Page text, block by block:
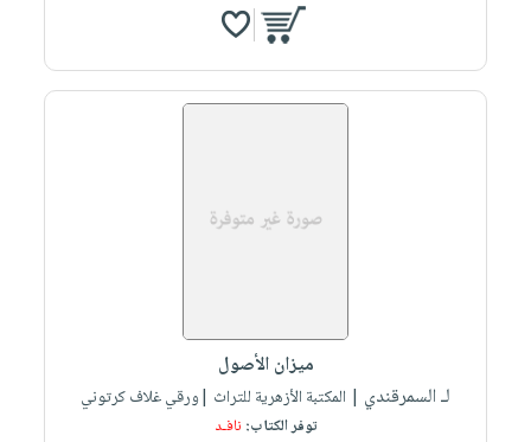
ميزان الأصول
لـ السمرقندي | المكتبة الأزهرية للتراث |ورقي غلاف كرتوني
توفر الكتاب: نافـد